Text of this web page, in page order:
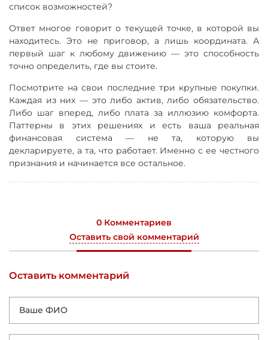
список возможностей?
Ответ многое говорит о текущей точке, в которой вы
находитесь. Это не приговор, а лишь координата. А
первый шаг к любому движению — это способность
точно определить, где вы стоите.
Посмотрите на свои последние три крупные покупки.
Каждая из них — это либо актив, либо обязательство.
Либо шаг вперед, либо плата за иллюзию комфорта.
Паттерны в этих решениях и есть ваша реальная
финансовая система — не та, которую вы
декларируете, а та, что работает. Именно с ее честного
признания и начинается все остальное.
0 Комментариев
Оставить свой комментарий
Оставить комментарий